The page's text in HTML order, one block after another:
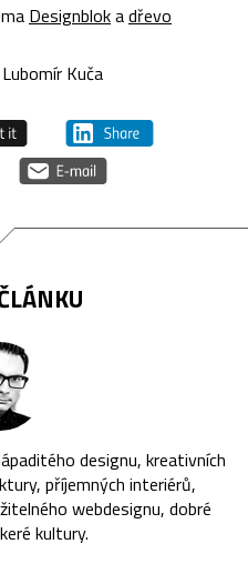
Designblokadřevo
Lubomír Kuča
designu, kreativních
příjemných interiérů,
webdesignu, dobré
kultury.